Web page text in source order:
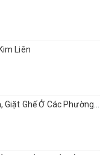
Liên